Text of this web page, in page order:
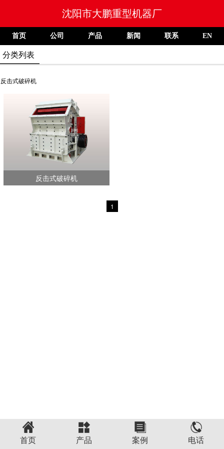
沈阳市大鹏重型机器厂
首页 公司 产品 新闻 联系 EN
分类列表
反击式破碎机
反击式破碎机
1
首页 产品 案例 电话